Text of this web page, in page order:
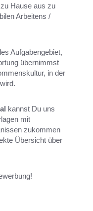
Hause aus zu
Arbeitens /
Aufgabengebiet,
übernimmst
in der
wird.
kannst Du uns
mit
zukommen
Übersicht über